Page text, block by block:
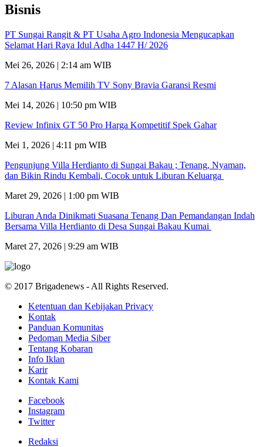
Bisnis
PT Sungai Rangit & PT Usaha Agro Indonesia Mengucapkan
Selamat Hari Raya Idul Adha 1447 H/ 2026
Mei 26, 2026 | 2:14 am WIB
7 Alasan Harus Memilih TV Sony Bravia Garansi Resmi
Mei 14, 2026 | 10:50 pm WIB
Review Infinix GT 50 Pro Harga Kompetitif Spek Gahar
Mei 1, 2026 | 4:11 pm WIB
Pengunjung Villa Herdianto di Sungai Bakau ; Tenang, Nyaman,
dan Bikin Rindu Kembali, Cocok untuk Liburan Keluarga
Maret 29, 2026 | 1:00 pm WIB
Liburan Anda Dinikmati Suasana Tenang Dan Pemandangan Indah
Bersama Villa Herdianto di Desa Sungai Bakau Kumai
Maret 27, 2026 | 9:29 am WIB
© 2017 Brigadenews - All Rights Reserved.
Ketentuan dan Kebijakan Privacy
Kontak
Panduan Komunitas
Pedoman Media Siber
Tentang Kobaran
Info Iklan
Karir
Kontak Kami
Facebook
Instagram
Twitter
Redaksi